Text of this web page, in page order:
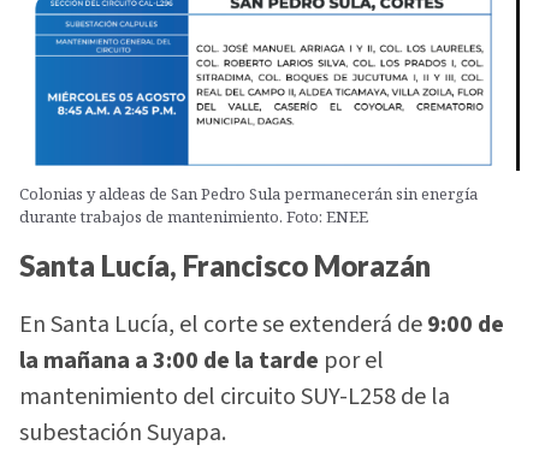
Colonias y aldeas de San Pedro Sula permanecerán sin energía
durante trabajos de mantenimiento. Foto: ENEE
Santa Lucía, Francisco Morazán
En Santa Lucía, el corte se extenderá de9:00 de
la mañana a 3:00 de la tarde por el
mantenimiento del circuito SUY-L258 de la
subestación Suyapa.